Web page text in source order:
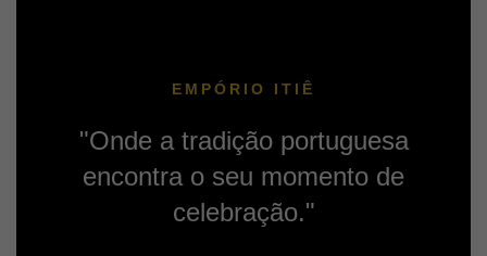
EMPÓRIO ITIÊ
"Onde a tradição portuguesa
encontra o seu momento de
celebração."